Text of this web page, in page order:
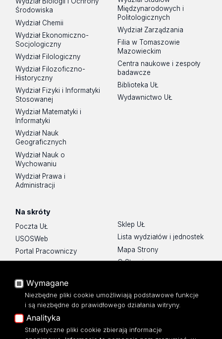
Środowiska
Wydział Chemii
Wydział Ekonomiczno-
Socjologiczny
Wydział Filologiczny
Wydział Filozoficzno-
Historyczny
Wydział Fizyki i Informatyki
Stosowanej
Wydział Matematyki i
Informatyki
Wydział Nauk
Geograficznych
Wydział Nauk o
Wychowaniu
Wydział Prawa i
Administracji
Międzynarodowych i
Politologicznych
Wydział Zarządzania
Filia w Tomaszowie
Mazowieckim
Centra naukowe i zespoły
badawcze
Biblioteka UŁ
Wydawnictwo UŁ
Na skróty
Poczta UŁ
USOSWeb
Portal Pracowniczy
Baza Aktów Własnych
Moodle
Eksperci UŁ
Polityka Prywatności
Dostępność
Sklep UŁ
Lista wydziałów i jednostek
Mapa Strony
O Stronie
Wymagane
Niezbędne pliki cookie umożliwiają podstawowe funkcje
i są niezbędne do prawidłowego działania witryny.
Analityka
Statystyczne pliki cookie zbierają informacje